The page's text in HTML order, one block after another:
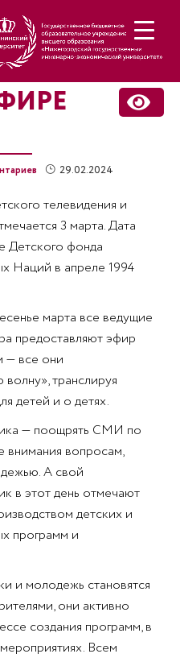
29.02.2024
телевидения и
3 марта. Дата
Детского фонда
Наций в апреле 1994
марта все ведущие
предоставляют эфир
— все они
транслируя
детей и о детях.
— поощрять СМИ по
внимания вопросам,
А свой
в этот день отмечают
детских и
программ и
и молодежь становятся
они активно
создания программ, в
Всем